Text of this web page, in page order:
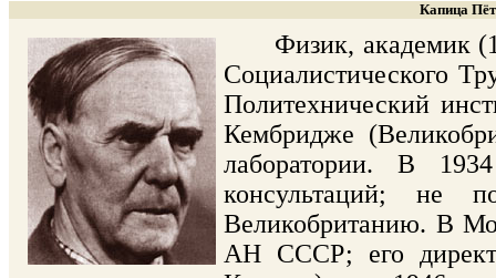
Капица
Физик, академик
Социалистического
Политехнический
Кембридже
лаборатории. В
консультаций; не
Великобританию. В
АН СССР; его